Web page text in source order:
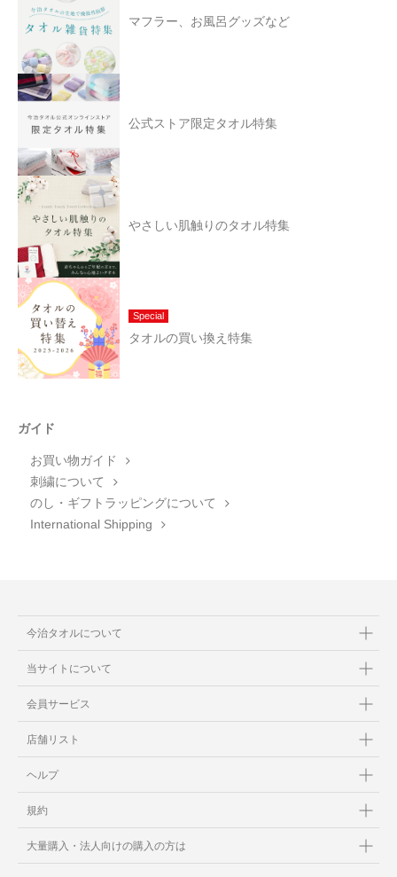
マフラー、お風呂グッズなど
公式ストア限定タオル特集
やさしい肌触りのタオル特集
Special
タオルの買い換え特集
ガイド
お買い物ガイド
刺繍について
のし・ギフトラッピングについて
International Shipping
今治タオルについて
当サイトについて
会員サービス
店舗リスト
ヘルプ
規約
大量購入・法人向けの購入の方は